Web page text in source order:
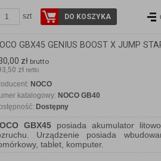
szt DO KOSZYKA
GBX45 GENIUS BOOST X JUMP
zł brutto
zł netto
NOCO
katalogowy: NOCO GB40
Dostępny
GBX45posiada akumulator
Urządzenie posiada
tablet, komputer.